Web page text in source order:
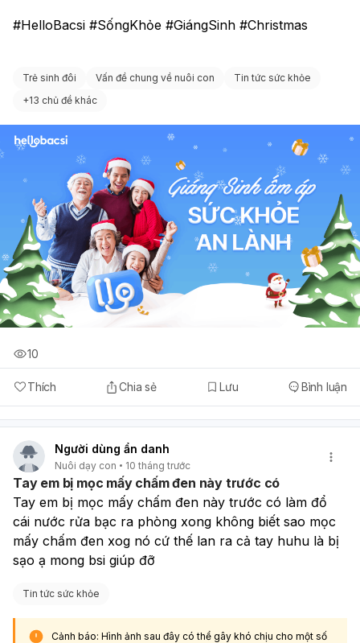
#HelloBacsi #SốngKhỏe #GiángSinh #Christmas
Trẻ sinh đôi Vấn đề chung về nuôi con
Tin tức sức khỏe
+13 chủ đề khác
Thích Chia sẻ Lưu Bình luận
10
Người dùng ẩn danh
Nuôi dạy con 10 tháng trước
Tay em bị mọc mấy chấm đen này trước có
Tay em bị mọc mấy chấm đen này trước có làm đổ
cái nước rửa bạc ra phòng xong không biết sao mọc
mấy chấm đen xog nó cứ thế lan ra cả tay huhu là bị
sạo ạ mong bsi giúp đỡ
Tin tức sức khỏe
Cảnh báo: Hình ảnh sau đây có thể gây khó chịu cho một số